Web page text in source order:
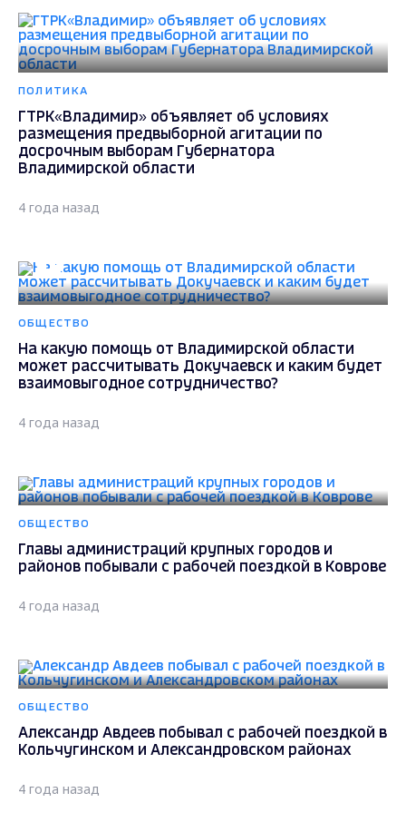
ПОЛИТИКА
ГТРК«Владимир» объявляет об условиях
размещения предвыборной агитации по
досрочным выборам Губернатора
Владимирской области
4 года назад
ОБЩЕСТВО
На какую помощь от Владимирской области
может рассчитывать Докучаевск и каким будет
взаимовыгодное сотрудничество?
4 года назад
ОБЩЕСТВО
Главы администраций крупных городов и
районов побывали с рабочей поездкой в Коврове
4 года назад
ОБЩЕСТВО
Александр Авдеев побывал с рабочей поездкой в
Кольчугинском и Александровском районах
4 года назад